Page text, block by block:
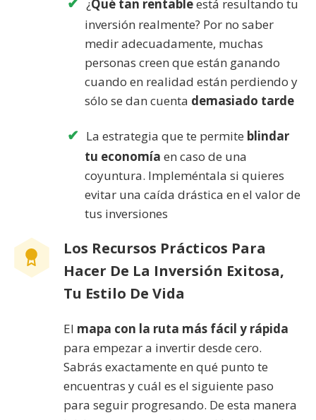
¿Qué tan rentableestá resultando tu
inversión realmente? Por no saber
medir adecuadamente, muchas
personas creen que están ganando
cuando en realidad están perdiendo y
sólo se dan cuenta demasiado tarde
La estrategia que te permite blindar
tu economía en caso de una
coyuntura. Impleméntala si quieres
evitar una caída drástica en el valor de
tus inversiones
Los Recursos Prácticos Para
Hacer De La Inversión Exitosa,
Tu Estilo De Vida
El mapa con la ruta más fácil y rápida
para empezar a invertir desde cero.
Sabrás exactamente en qué punto te
encuentras y cuál es el siguiente paso
para seguir progresando. De esta manera